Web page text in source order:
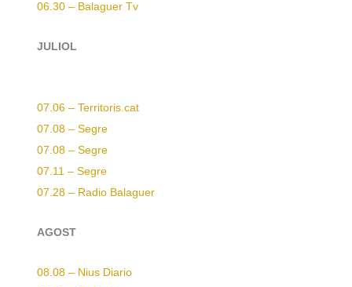
06.30 – Balaguer Tv
JULIOL
07.06 – Territoris.cat
07.08 – Segre
07.08 – Segre
07.11 – Segre
07.28 – Radio Balaguer
AGOST
08.08 – Nius Diario